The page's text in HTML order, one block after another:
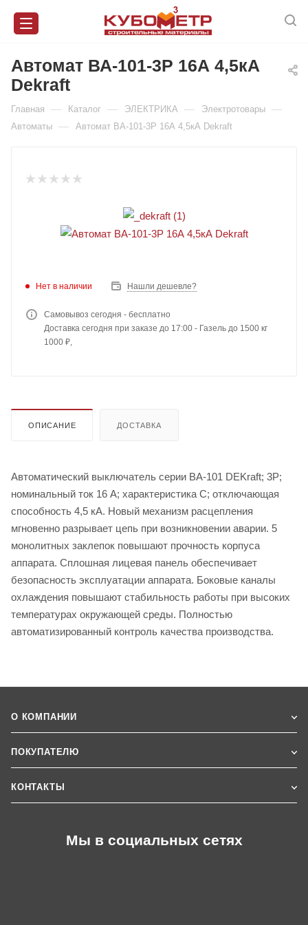
Автомат ВА-101-3Р 16А 4,5кА
Dekraft
Главная — Каталог — ЭЛЕКТРИКА — Электротовары —
Автоматы — Автомат ВА-101-3Р 16А 4,5кА Dekraft
Нет в наличии Нашли дешевле?
Самовывоз сегодня - бесплатно
Доставка сегодня при заказе до 17:00 - Газель до 1500 кг
1000 ₽,
ОПИСАНИЕ ДОСТАВКА
Автоматический выключатель серии ВА-101 DEKraft; 3P;
номинальный ток 16 А; характеристика С; отключающая
способность 4,5 кА. Новый механизм расцепления
мгновенно разрывает цепь при возникновении аварии. 5
монолитных заклепок повышают прочность корпуса
аппарата. Сплошная лицевая панель обеспечивает
безопасность эксплуатации аппарата. Боковые каналы
охлаждения повышают стабильность работы при высоких
температурах окружающей среды. Полностью
автоматизированный контроль качества производства.
О КОМПАНИИ
ПОКУПАТЕЛЮ
КОНТАКТЫ
Мы в социальных сетях